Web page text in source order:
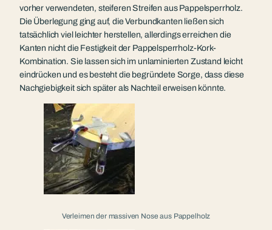
vorher verwendeten, steiferen Streifen aus Pappelsperrholz.
Die Überlegung ging auf, die Verbundkanten ließen sich
tatsächlich viel leichter herstellen, allerdings erreichen die
Kanten nicht die Festigkeit der Pappelsperrholz-Kork-
Kombination. Sie lassen sich im unlaminierten Zustand leicht
eindrücken und es besteht die begründete Sorge, dass diese
Nachgiebigkeit sich später als Nachteil erweisen könnte.
Verleimen der massiven Nose aus Pappelholz